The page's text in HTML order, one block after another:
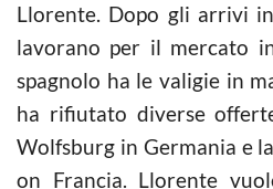
Llorente. Dopo gli arrivi
lavorano per il mercato
spagnolo ha le valigie in
ha rifiutato diverse
Wolfsburg in Germania e
on Francia. Llorente